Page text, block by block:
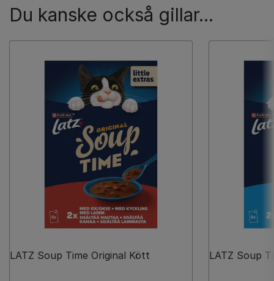
Du kanske också gillar...
LATZ Soup Time Original Kött LATZ Soup